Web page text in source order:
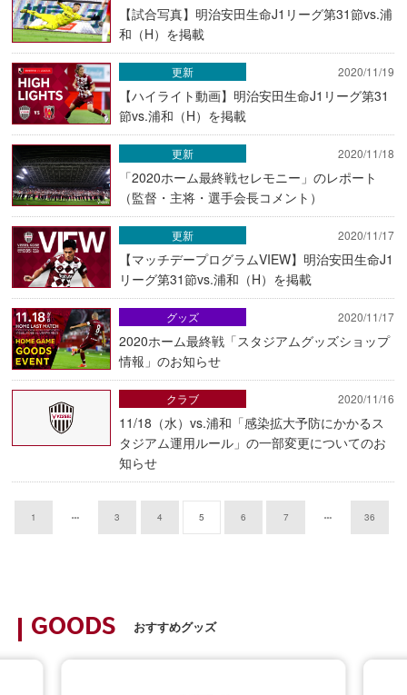
【試合写真】明治安田生命J1リーグ第31節vs.浦
和（H）を掲載
2020/11/19
【ハイライト動画】明治安田生命J1リーグ第31
節vs.浦和（H）を掲載
更新
2020/11/18
「2020ホーム最終戦セレモニー」のレポート
（監督・主将・選手会長コメント）
更新
2020/11/17
【マッチデープログラムVIEW】明治安田生命J1
リーグ第31節vs.浦和（H）を掲載
更新
2020/11/17
2020ホーム最終戦「スタジアムグッズショップ
情報」のお知らせ
グッズ
2020/11/16
11/18（水）vs.浦和「感染拡大予防にかかるス
タジアム運用ルール」の一部変更についてのお
知らせ
クラブ
1 3 4 5 6 7 36
GOODS おすすめグッズ